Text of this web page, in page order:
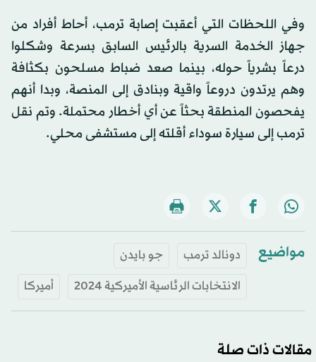
وفي اللحظات التي أعقبت إصابة ترمب، أحاط أفراد من
جهاز الخدمة السرية بالرئيس السابق بسرعة وشكلوا
درعاً بشرياً حوله، بينما صعد ضباط مسلحون بكثافة
وهم يرتدون دروعاً واقية وبنادق إلى المنصة، وبدا أنهم
يفحصون المنطقة بحثاً عن أي أخطار محتملة. وتم نقل
ترمب إلى سيارة سوداء أقلته إلى مستشفى محلي.
مواضيع دونالد ترمب
جو بايدن
الانتخابات الرئاسية الأميركية 2024
أميركا
مقالات ذات صلة